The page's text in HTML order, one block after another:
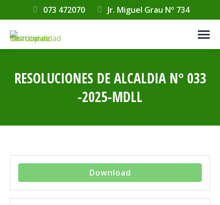
073 472070 Jr. Miguel Grau Nº 734
RESOLUCIONES DE ALCALDIA N° 033
-2025-MDLL
Download